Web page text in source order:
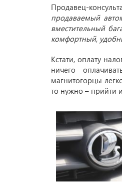
Продавец-
продаваемый
вместительный
комфортный,
Кстати, оплату
ничего
магнитогорцы
то нужно – прийти